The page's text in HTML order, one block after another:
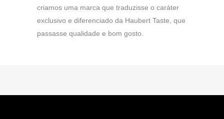
criamos uma marca que traduzisse o caráter
exclusivo e diferenciado da Haubert Taste, que
passasse qualidade e bom gosto.